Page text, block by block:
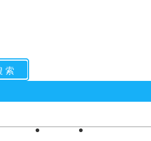
索
手机版 律师团